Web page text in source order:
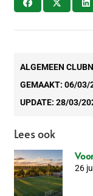
ALGEMEEN
GEMAAKT: 06/03/
UPDATE: 28/03/
Lees ook
26